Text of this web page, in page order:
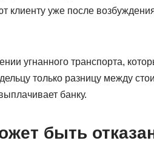
клиенту уже после
угнанного транспорта,
только разницу между
банку.
быть